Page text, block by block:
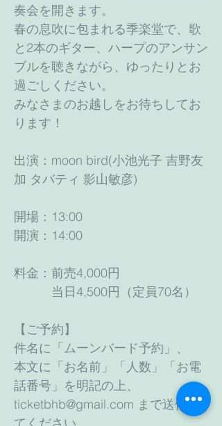
奏会を開きます。
春の息吹に包まれる季楽堂で、歌
と2本のギター、ハープのアンサン
ブルを聴きながら、ゆったりとお
過ごしください。
みなさまのお越しをお待ちしてお
ります！
出演：moon bird(小池光子 吉野友
加 タバティ 影山敏彦)
開場：13:00
開演：14:00
料金：前売4,000円
当日4,500円（定員70名）
【ご予約】
件名に「ムーンバード予約」、
本文に「お名前」「人数」「お電
話番号」を明記の上、
ticketbhb@gmail.com まで送信し